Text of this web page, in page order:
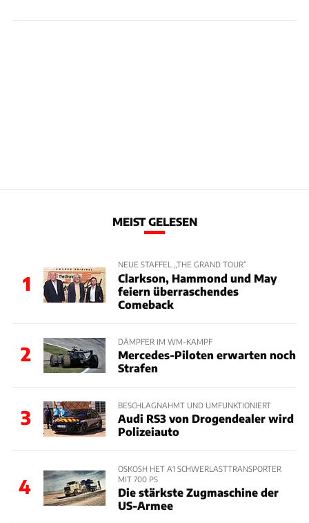
MEIST GELESEN
1
NEUE STAFFEL „THE GRAND TOUR“
Clarkson, Hammond und May
feiern überraschendes
Comeback
2
DÄMPFER IM WM-KAMPF
Mercedes-Piloten erwarten noch
Strafen
3
BESCHLAGNAHMT UND UMFUNKTIONIERT
Audi RS3 von Drogendealer wird
Polizeiauto
4
OSKOSH HET A1 SCHWERLASTTRANSPORTER
MIT 700 PS
Die stärkste Zugmaschine der
US-Armee